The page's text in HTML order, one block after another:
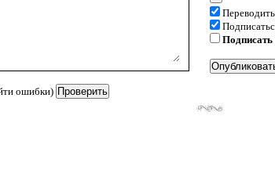
ошибки)
Подписать